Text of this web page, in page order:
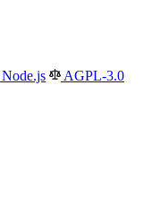
Node.js AGPL-3.0